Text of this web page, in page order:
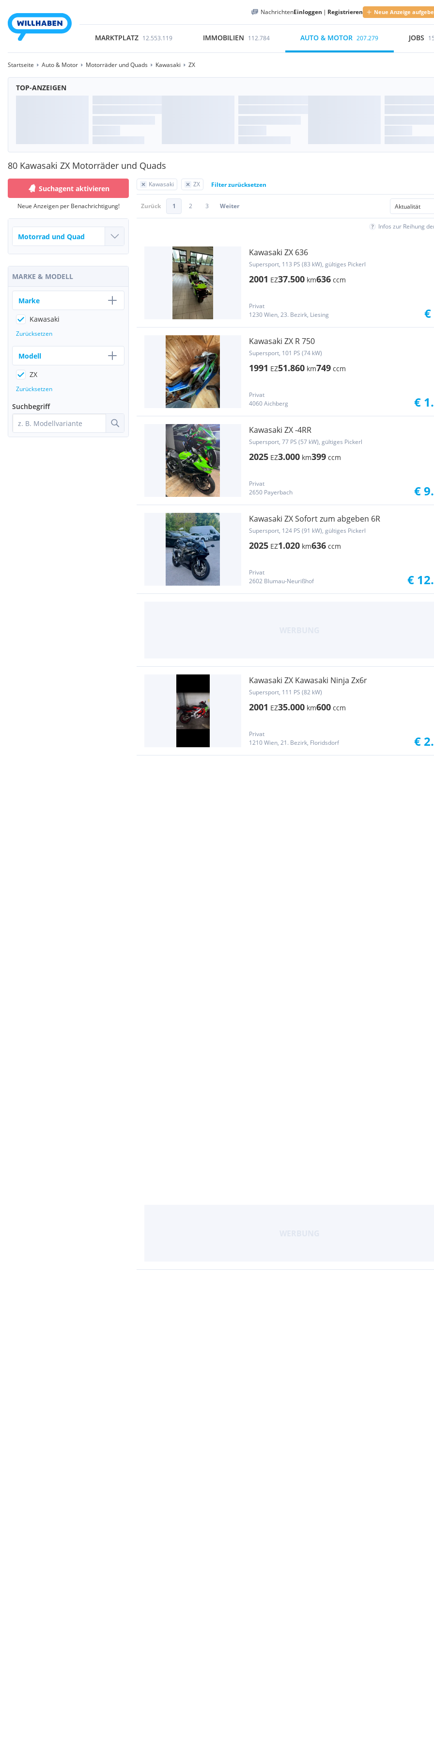
NachrichtenEinloggen | Registrieren Neue Anzeige
MARKTPLATZ 12.553.119 IMMOBILIEN 112.784 AUTO & MOTOR 207.279 JOBS
Startseite Auto & Motor Motorräder und Quads Kawasaki ZX
TOP-ANZEIGEN
80 Kawasaki ZX Motorräder und Quads
Kawasaki ZX Filter zurücksetzen
Zurück 1 2 3 Weiter
Infos zur Reihung
Kawasaki ZX 636
Supersport, 113 PS (83 kW), gültiges Pickerl
2001 EZ37.500 km636 ccm
Privat
1230 Wien, 23. Bezirk, Liesing
€
Kawasaki ZX R 750
Supersport, 101 PS (74 kW)
1991 EZ51.860 km749 ccm
Privat
4060 Aichberg
€
Kawasaki ZX -4RR
Supersport, 77 PS (57 kW), gültiges Pickerl
2025 EZ3.000 km399 ccm
Privat
2650 Payerbach
€
Kawasaki ZX Sofort zum abgeben 6R
Supersport, 124 PS (91 kW), gültiges Pickerl
2025 EZ1.020 km636 ccm
Privat
2602 Blumau-Neurißhof
€
Kawasaki ZX Kawasaki Ninja Zx6r
Supersport, 111 PS (82 kW)
2001 EZ35.000 km600 ccm
Privat
1210 Wien, 21. Bezirk, Floridsdorf
€
Suchagent aktivieren
Neue Anzeigen per Benachrichtigung!
MARKE & MODELL
Marke
Kawasaki
Zurücksetzen
Modell
ZX
Zurücksetzen
Suchbegriff